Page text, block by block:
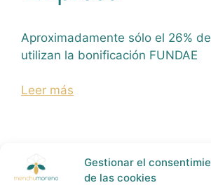
Gestionar el
de las cookies
Aproximadamente sólo el 26%
utilizan la bonificación FUNDAE
Leer más